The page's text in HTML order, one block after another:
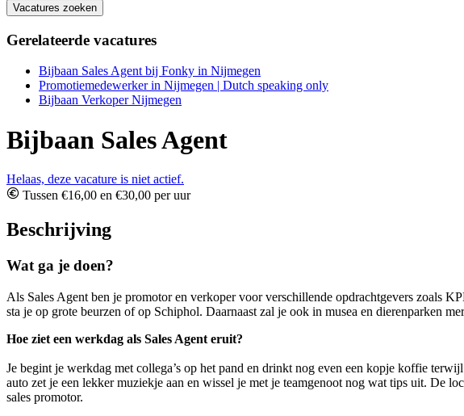
Vacatures zoeken
Gerelateerde vacatures
Bijbaan Sales Agent bij Fonky in Nijmegen
Promotiemedewerker in Nijmegen | Dutch speaking only
Bijbaan Verkoper Nijmegen
Bijbaan Sales Agent
Helaas, deze vacature is niet actief.
Tussen €16,00 en €30,00 per uur
Beschrijving
Wat ga je doen?
Als Sales Agent ben je promotor en verkoper voor verschillende opdrachtgevers zoals
sta je op grote beurzen of op Schiphol. Daarnaast zal je ook in musea en dierenparken
Hoe ziet een werkdag als Sales Agent eruit?
Je begint je werkdag met collega’s op het pand en drinkt nog even een kopje koffie
auto zet je een lekker muziekje aan en wissel je met je teamgenoot nog wat tips uit. De
sales promotor.